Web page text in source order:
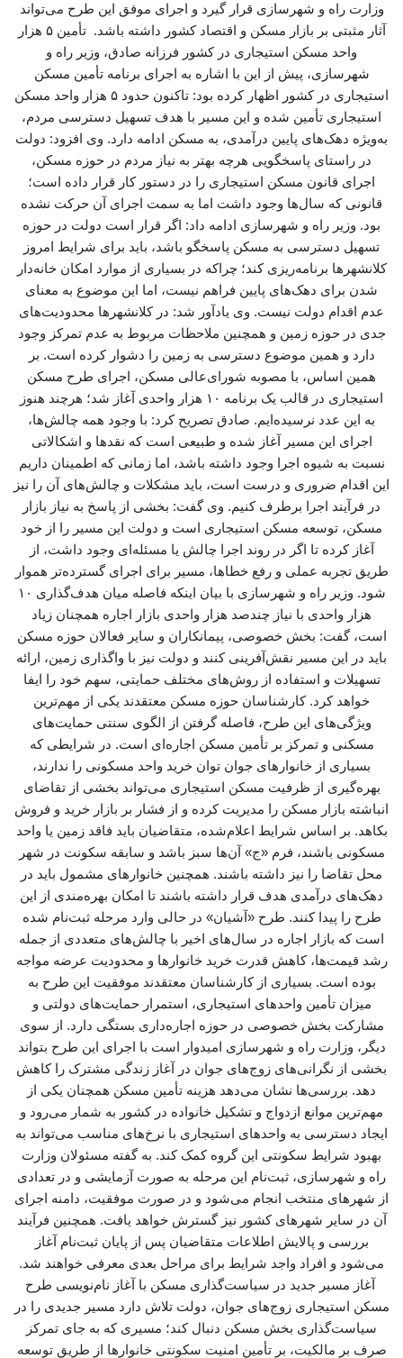
وزارت راه و شهرسازی قرار گیرد و اجرای موفق این طرح می‌تواند
آثار مثبتی بر بازار مسکن و اقتصاد کشور داشته باشد. تأمین ۵ هزار
واحد مسکن استیجاری در کشور فرزانه صادق، وزیر راه و
شهرسازی، پیش از این با اشاره به اجرای برنامه تأمین مسکن
استیجاری در کشور اظهار کرده بود: تاکنون حدود ۵ هزار واحد مسکن
استیجاری تأمین شده و این مسیر با هدف تسهیل دسترسی مردم،
به‌ویژه دهک‌های پایین درآمدی، به مسکن ادامه دارد. وی افزود: دولت
در راستای پاسخگویی هرچه بهتر به نیاز مردم در حوزه مسکن،
اجرای قانون مسکن استیجاری را در دستور کار قرار داده است؛
قانونی که سال‌ها وجود داشت اما به سمت اجرای آن حرکت نشده
بود. وزیر راه و شهرسازی ادامه داد: اگر قرار است دولت در حوزه
تسهیل دسترسی به مسکن پاسخگو باشد، باید برای شرایط امروز
کلانشهرها برنامه‌ریزی کند؛ چراکه در بسیاری از موارد امکان خانه‌دار
شدن برای دهک‌های پایین فراهم نیست، اما این موضوع به معنای
عدم اقدام دولت نیست. وی یادآور شد: در کلانشهرها محدودیت‌های
جدی در حوزه زمین و همچنین ملاحظات مربوط به عدم تمرکز وجود
دارد و همین موضوع دسترسی به زمین را دشوار کرده است. بر
همین اساس، با مصوبه شورای‌عالی مسکن، اجرای طرح مسکن
استیجاری در قالب یک برنامه ۱۰ هزار واحدی آغاز شد؛ هرچند هنوز
به این عدد نرسیده‌ایم. صادق تصریح کرد: با وجود همه چالش‌ها،
اجرای این مسیر آغاز شده و طبیعی است که نقدها و اشکالاتی
نسبت به شیوه اجرا وجود داشته باشد، اما زمانی که اطمینان داریم
این اقدام ضروری و درست است، باید مشکلات و چالش‌های آن را نیز
در فرآیند اجرا برطرف کنیم. وی گفت: بخشی از پاسخ به نیاز بازار
مسکن، توسعه مسکن استیجاری است و دولت این مسیر را از خود
آغاز کرده تا اگر در روند اجرا چالش یا مسئله‌ای وجود داشت، از
طریق تجربه عملی و رفع خطاها، مسیر برای اجرای گسترده‌تر هموار
شود. وزیر راه و شهرسازی با بیان اینکه فاصله میان هدف‌گذاری ۱۰
هزار واحدی با نیاز چندصد هزار واحدی بازار اجاره همچنان زیاد
است، گفت: بخش خصوصی، پیمانکاران و سایر فعالان حوزه مسکن
باید در این مسیر نقش‌آفرینی کنند و دولت نیز با واگذاری زمین، ارائه
تسهیلات و استفاده از روش‌های مختلف حمایتی، سهم خود را ایفا
خواهد کرد. کارشناسان حوزه مسکن معتقدند یکی از مهم‌ترین
ویژگی‌های این طرح، فاصله گرفتن از الگوی سنتی حمایت‌های
مسکنی و تمرکز بر تأمین مسکن اجاره‌ای است. در شرایطی که
بسیاری از خانوارهای جوان توان خرید واحد مسکونی را ندارند،
بهره‌گیری از ظرفیت مسکن استیجاری می‌تواند بخشی از تقاضای
انباشته بازار مسکن را مدیریت کرده و از فشار بر بازار خرید و فروش
بکاهد. بر اساس شرایط اعلام‌شده، متقاضیان باید فاقد زمین یا واحد
مسکونی باشند، فرم «ج» آن‌ها سبز باشد و سابقه سکونت در شهر
محل تقاضا را نیز داشته باشند. همچنین خانوارهای مشمول باید در
دهک‌های درآمدی هدف قرار داشته باشند تا امکان بهره‌مندی از این
طرح را پیدا کنند. طرح «آشیان» در حالی وارد مرحله ثبت‌نام شده
است که بازار اجاره در سال‌های اخیر با چالش‌های متعددی از جمله
رشد قیمت‌ها، کاهش قدرت خرید خانوارها و محدودیت عرضه مواجه
بوده است. بسیاری از کارشناسان معتقدند موفقیت این طرح به
میزان تأمین واحدهای استیجاری، استمرار حمایت‌های دولتی و
مشارکت بخش خصوصی در حوزه اجاره‌داری بستگی دارد. از سوی
دیگر، وزارت راه و شهرسازی امیدوار است با اجرای این طرح بتواند
بخشی از نگرانی‌های زوج‌های جوان در آغاز زندگی مشترک را کاهش
دهد. بررسی‌ها نشان می‌دهد هزینه تأمین مسکن همچنان یکی از
مهم‌ترین موانع ازدواج و تشکیل خانواده در کشور به شمار می‌رود و
ایجاد دسترسی به واحدهای استیجاری با نرخ‌های مناسب می‌تواند به
بهبود شرایط سکونتی این گروه کمک کند. به گفته مسئولان وزارت
راه و شهرسازی، ثبت‌نام این مرحله به صورت آزمایشی و در تعدادی
از شهرهای منتخب انجام می‌شود و در صورت موفقیت، دامنه اجرای
آن در سایر شهرهای کشور نیز گسترش خواهد یافت. همچنین فرآیند
بررسی و پالایش اطلاعات متقاضیان پس از پایان ثبت‌نام آغاز
می‌شود و افراد واجد شرایط برای مراحل بعدی معرفی خواهند شد.
آغاز مسیر جدید در سیاست‌گذاری مسکن با آغاز نام‌نویسی طرح
مسکن استیجاری زوج‌های جوان، دولت تلاش دارد مسیر جدیدی را در
سیاست‌گذاری بخش مسکن دنبال کند؛ مسیری که به جای تمرکز
صرف بر مالکیت، بر تأمین امنیت سکونتی خانوارها از طریق توسعه